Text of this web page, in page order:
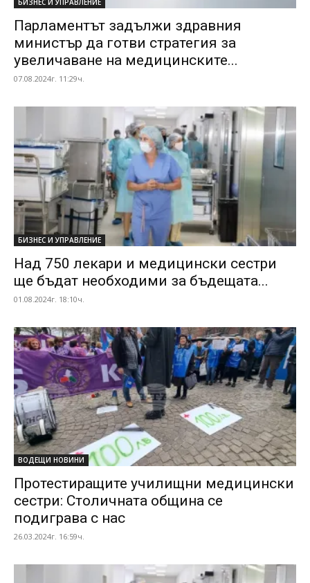
БИЗНЕС И УПРАВЛЕНИЕ
Парламентът задължи здравния
министър да готви стратегия за
увеличаване на медицинските...
07.08.2024г. 11:29ч.
БИЗНЕС И УПРАВЛЕНИЕ
Над 750 лекари и медицински сестри
ще бъдат необходими за бъдещата...
01.08.2024г. 18:10ч.
ВОДЕЩИ НОВИНИ
Протестиращите училищни медицински
сестри: Столичната община се
подиграва с нас
26.03.2024г. 16:59ч.